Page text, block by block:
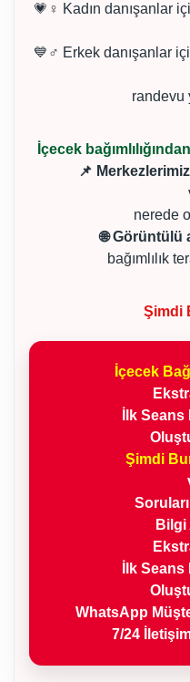
💗♀ Kadın danışanlar
💙♂ Erkek danışanlar
randevu
İçecek
📌
nerede
🌐 Görüntülü
bağımlılık
Şimdi
İçecek
İlk
Şimdi
Bilgi
İlk
WhatsApp
7/24